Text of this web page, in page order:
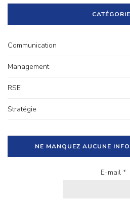
Communication
Management
RSE
Stratégie
NE MANQUEZ AUCUNE
E-mail *